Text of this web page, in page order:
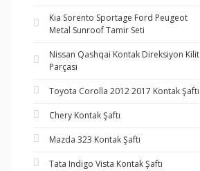
Kia Sorento Sportage Ford Peugeot
Metal Sunroof Tamir Seti
Nissan Qashqai Kontak Direksiyon Kilit
Parçası
Toyota Corolla 2012 2017 Kontak Şaftı
Chery Kontak Şaftı
Mazda 323 Kontak Şaftı
Tata Indigo Vista Kontak Şaftı